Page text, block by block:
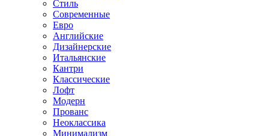
Стиль
Современные
Евро
Английские
Дизайнерские
Итальянские
Кантри
Классические
Лофт
Модерн
Прованс
Неоклассика
Минимализм